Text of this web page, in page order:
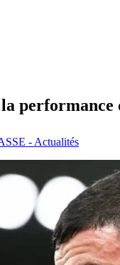
performance
- Actualités